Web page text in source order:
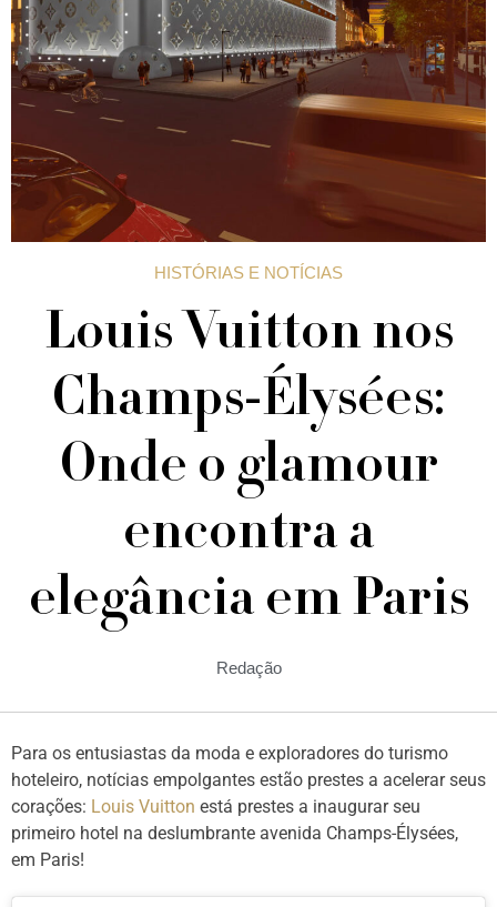
HISTÓRIAS E NOTÍCIAS
Louis Vuitton nos
Champs-Élysées:
Onde o glamour
encontra a
elegância em Paris
Redação
Para os entusiastas da moda e exploradores do turismo
hoteleiro, notícias empolgantes estão prestes a acelerar seus
corações: Louis Vuitton está prestes a inaugurar seu
primeiro hotel na deslumbrante avenida Champs-Élysées,
em Paris!